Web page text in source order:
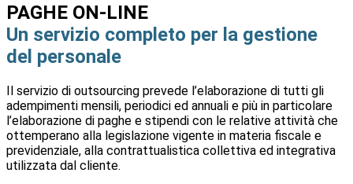
PAGHE ON-LINE
Un servizio completo per la gestione
del personale
Il servizio di outsourcing prevede l’elaborazione di tutti gli
adempimenti mensili, periodici ed annuali e più in particolare
l’elaborazione di paghe e stipendi con le relative attività che
ottemperano alla legislazione vigente in materia fiscale e
previdenziale, alla contrattualistica collettiva ed integrativa
utilizzata dal cliente.